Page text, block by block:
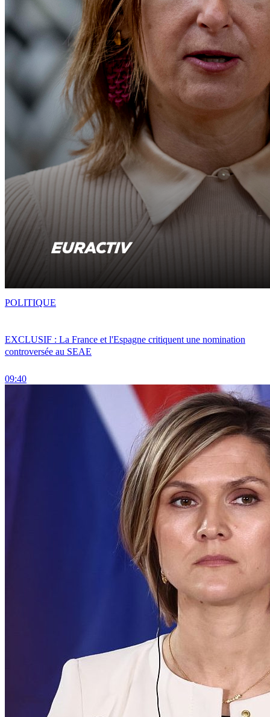
EXCLUSIF : La France et l'Espagne critiquent une nomination
controversée au SEAE
09:40
POLITIQUE